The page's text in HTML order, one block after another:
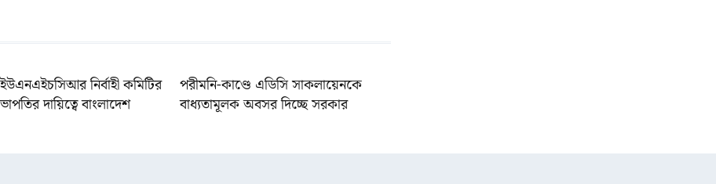
নির্বাহী কমিটির
দায়িত্বে বাংলাদেশ
পরীমনি-কাণ্ডে এডিসি সাকলায়েনকে
বাধ্যতামূলক অবসর দিচ্ছে সরকার